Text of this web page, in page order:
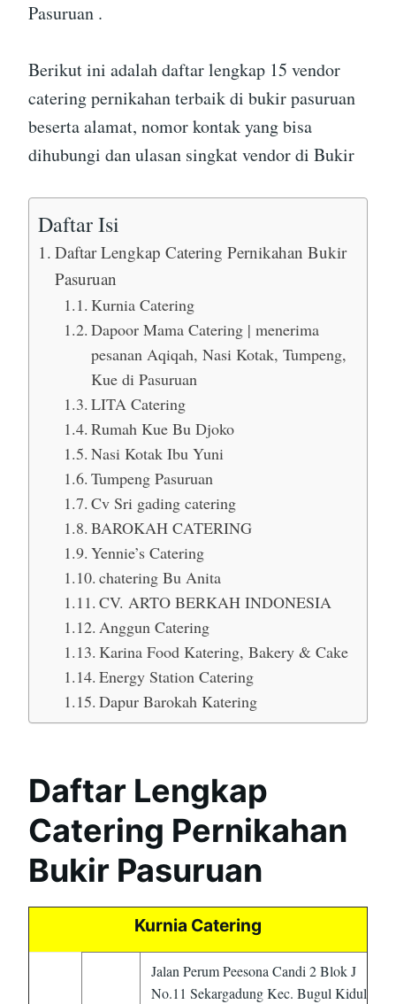
Pasuruan .
Berikut ini adalah daftar lengkap 15 vendor
catering pernikahan terbaik di bukir pasuruan
beserta alamat, nomor kontak yang bisa
dihubungi dan ulasan singkat vendor di Bukir
Daftar Isi
Daftar Lengkap Catering Pernikahan Bukir
Pasuruan
Kurnia Catering
Dapoor Mama Catering | menerima
pesanan Aqiqah, Nasi Kotak, Tumpeng,
Kue di Pasuruan
LITA Catering
Rumah Kue Bu Djoko
Nasi Kotak Ibu Yuni
Tumpeng Pasuruan
Cv Sri gading catering
BAROKAH CATERING
Yennie’s Catering
chatering Bu Anita
CV. ARTO BERKAH INDONESIA
Anggun Catering
Karina Food Katering, Bakery & Cake
Energy Station Catering
Dapur Barokah Katering
Daftar Lengkap
Catering Pernikahan
Bukir Pasuruan
Kurnia Catering
Jalan Perum Peesona Candi 2 Blok J
No.11 Sekargadung Kec. Bugul Kidul